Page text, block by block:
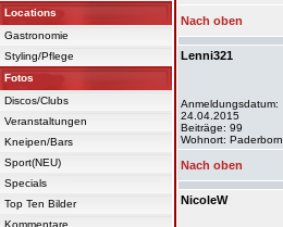
Locations
Gastronomie
Styling/Pflege
Fotos
Discos/Clubs
Veranstaltungen
Kneipen/Bars
Sport(NEU)
Specials
Top Ten Bilder
Kommentare
Nach oben
Lenni321
Anmeldungsdatum:
24.04.2015
Beiträge: 99
Wohnort: Paderborn
Nach oben
NicoleW